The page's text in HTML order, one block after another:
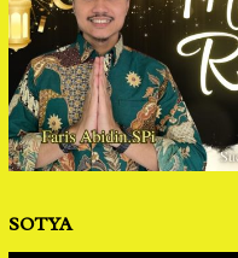
SOTYA